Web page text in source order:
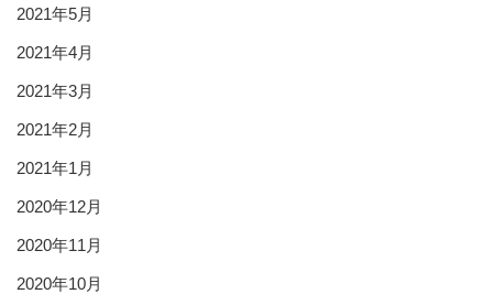
2021年5月
2021年4月
2021年3月
2021年2月
2021年1月
2020年12月
2020年11月
2020年10月